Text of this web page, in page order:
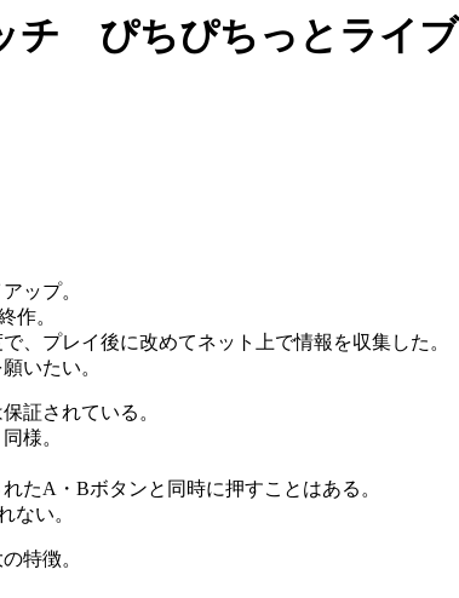
チ ぴちぴちっとライ
ップ。
作。
、プレイ後に改めてネット上で情報を収集した。
いたい。
証されている。
様。
たA・Bボタンと同時に押すことはある。
ない。
特徴。